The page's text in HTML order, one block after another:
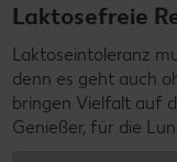
Laktosefreie
Laktoseintoleranz
denn es geht auch
bringen Vielfalt auf
Genießer, für die